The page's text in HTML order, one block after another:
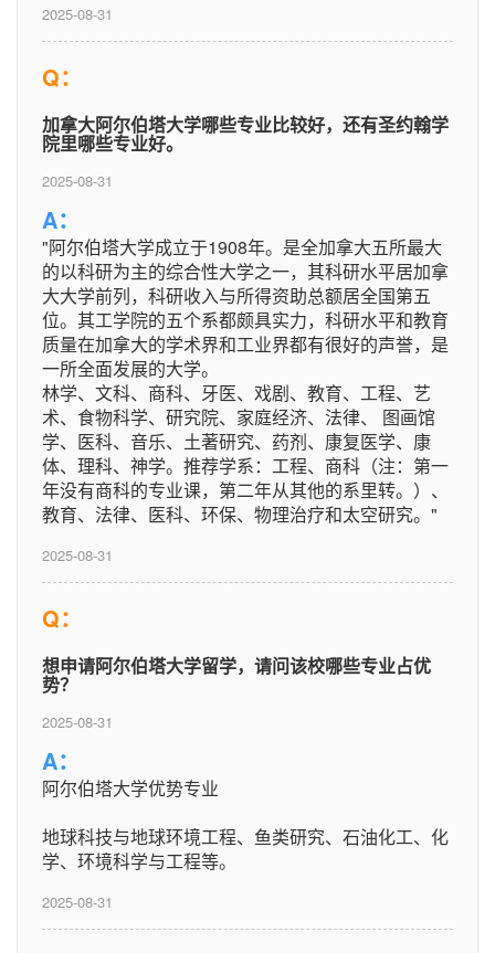
2025-08-31
Q：
加拿大阿尔伯塔大学哪些专业比较好，还有圣约翰学
院里哪些专业好。
2025-08-31
A：
"阿尔伯塔大学成立于1908年。是全加拿大五所最大
的以科研为主的综合性大学之一，其科研水平居加拿
大大学前列，科研收入与所得资助总额居全国第五
位。其工学院的五个系都颇具实力，科研水平和教育
质量在加拿大的学术界和工业界都有很好的声誉，是
一所全面发展的大学。
林学、文科、商科、牙医、戏剧、教育、工程、艺
术、食物科学、研究院、家庭经济、法律、 图画馆
学、医科、音乐、土著研究、药剂、康复医学、康
体、理科、神学。推荐学系：工程、商科（注：第一
年没有商科的专业课，第二年从其他的系里转。）、
教育、法律、医科、环保、物理治疗和太空研究。"
2025-08-31
Q：
想申请阿尔伯塔大学留学，请问该校哪些专业占优
势？
2025-08-31
A：
阿尔伯塔大学优势专业
地球科技与地球环境工程、鱼类研究、石油化工、化
学、环境科学与工程等。
2025-08-31